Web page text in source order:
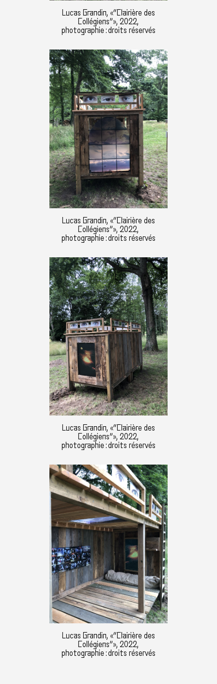
Lucas Grandin, «“Clairière des
Collégiens”», 2022,
photographie : droits réservés
Lucas Grandin, «“Clairière des
Collégiens”», 2022,
photographie : droits réservés
Lucas Grandin, «“Clairière des
Collégiens”», 2022,
photographie : droits réservés
Lucas Grandin, «“Clairière des
Collégiens”», 2022,
photographie : droits réservés